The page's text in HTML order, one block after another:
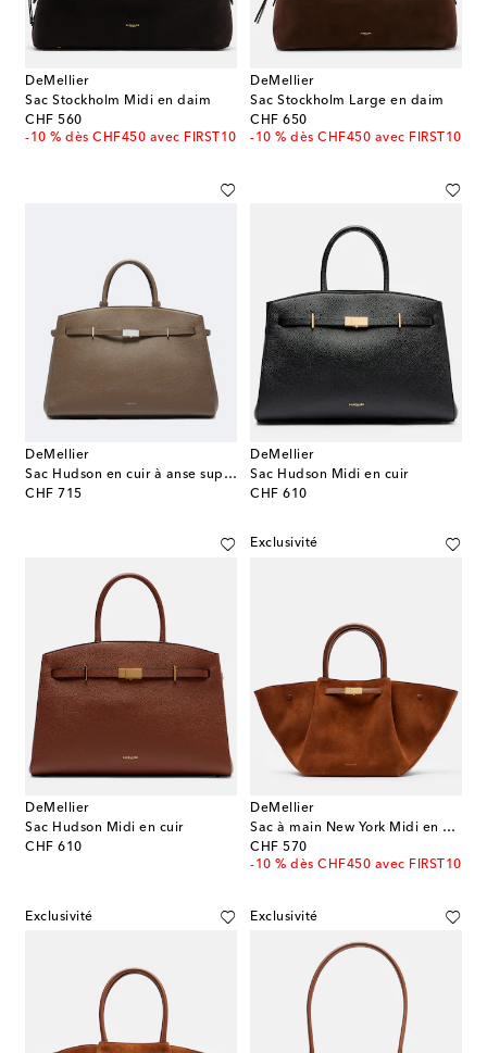
DeMellier
Sac Stockholm Midi en daim
CHF 560
original price
-10 % dès CHF450 avec FIRST10
DeMellier
Sac Stockholm Large en daim
CHF 650
original price
-10 % dès CHF450 avec FIRST10
DeMellier
Sac Hudson en cuir à anse supérieure
CHF 715
original price
DeMellier
Sac Hudson Midi en cuir
CHF 610
original price
DeMellier
Sac Hudson Midi en cuir
CHF 610
original price
Exclusivité
DeMellier
Sac à main New York Midi en daim
CHF 570
original price
-10 % dès CHF450 avec FIRST10
Exclusivité Exclusivité